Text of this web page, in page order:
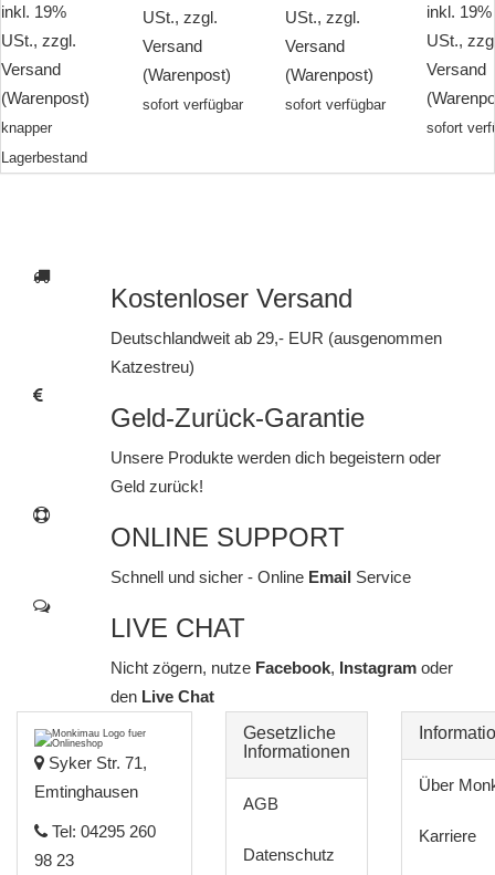
inkl. 19%
USt., zzgl.
Versand
(Warenpost)
knapper
Lagerbestand
USt., zzgl.
Versand
(Warenpost)
sofort verfügbar
USt., zzgl.
Versand
(Warenpost)
sofort verfügbar
inkl. 19%
USt.,
Versand
sofort
Kostenloser Versand
Deutschlandweit ab 29,- EUR (ausgenommen
Katzestreu)
Geld-Zurück-Garantie
Unsere Produkte werden dich begeistern oder
Geld zurück!
ONLINE SUPPORT
Schnell und sicher - Online Email Service
LIVE CHAT
Nicht zögern, nutze Facebook, Instagram oder
denLive Chat
Syker Str. 71,
Emtinghausen
Tel: 04295 260
98 23
Gesetzliche
Informationen
AGB
Datenschutz
Über
Karriere